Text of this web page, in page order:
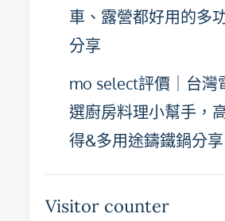
車、露營都好用的多
分享
mo select評價｜台灣
選廚房料理小幫手，
得&多用途鑄鐵鍋分享
Visitor counter